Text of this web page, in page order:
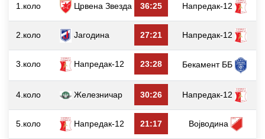
1.коло Црвена Звезда 36:25 Напредак-12
2.коло Јагодина 27:21 Напредак-12
3.коло Напредак-12 23:28 Бекамент ББ
4.коло Железничар 30:26 Напредак-12
5.коло Напредак-12 21:17 Војводина